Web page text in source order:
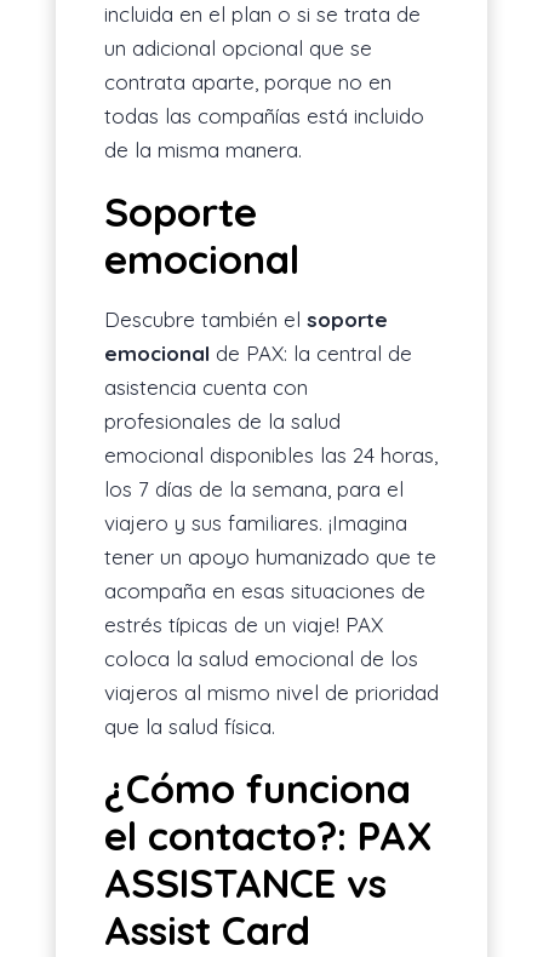
incluida en el plan o si se trata de
un adicional opcional que se
contrata aparte, porque no en
todas las compañías está incluido
de la misma manera.
Soporte
emocional
Descubre también el soporte
emocional de PAX: la central de
asistencia cuenta con
profesionales de la salud
emocional disponibles las 24 horas,
los 7 días de la semana, para el
viajero y sus familiares. ¡Imagina
tener un apoyo humanizado que te
acompaña en esas situaciones de
estrés típicas de un viaje! PAX
coloca la salud emocional de los
viajeros al mismo nivel de prioridad
que la salud física.
¿Cómo funciona
el contacto?: PAX
ASSISTANCE vs
Assist Card